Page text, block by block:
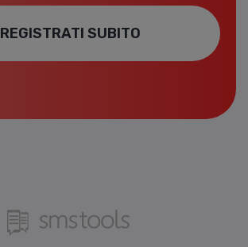
REGISTRATI SUBITO